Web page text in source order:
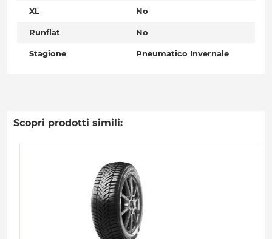
XL No
Runflat No
Stagione Pneumatico Invernale
Scopri prodotti simili: